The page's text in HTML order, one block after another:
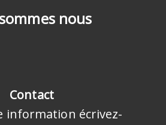
nous
Contact
information écrivez-